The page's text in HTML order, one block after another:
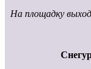
На площадку